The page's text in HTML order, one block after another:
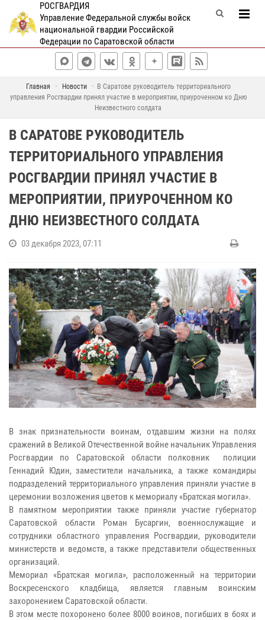
РОСГВАРДИЯ
Управление Федеральной службы войск
национальной гвардии Российской
Федерации по Саратовской области
Главная Новости
В Саратове руководитель территориального
управления Росгвардии принял участие в мероприятии, приуроченном ко Дню
Неизвестного солдата
В САРАТОВЕ РУКОВОДИТЕЛЬ
ТЕРРИТОРИАЛЬНОГО УПРАВЛЕНИЯ
РОСГВАРДИИ ПРИНЯЛ УЧАСТИЕ В
МЕРОПРИЯТИИ, ПРИУРОЧЕННОМ КО
ДНЮ НЕИЗВЕСТНОГО СОЛДАТА
03 декабря 2023, 07:11
В знак признательности воинам, отдавшим жизни на полях
сражений в Великой Отечественной войне начальник Управления
Росгвардии по Саратовской области полковник полиции
Геннадий Юдин, заместители начальника, а также командиры
подразделений территориального управления приняли участие в
церемонии возложения цветов к мемориалу «Братская могила».
В памятном мероприятии также приняли участие губернатор
Саратовской области Роман Бусаргин, военнослужащие и
сотрудники областного управления Росгвардии, руководители
министерств и ведомств, а также представители общественных
организаций.
Мемориал «Братская могила», расположенный на территории
Воскресенского кладбища, является главным воинским
захоронением Саратовской области.
В этом месте похоронено более 8000 воинов, погибших в боях и